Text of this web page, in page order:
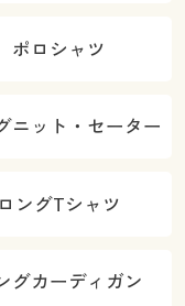
ポロシャツ
ニット・セーター
ロングTシャツ
グカーディガン